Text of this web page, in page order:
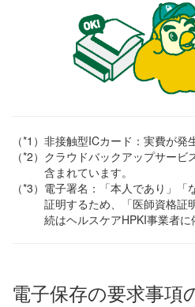
（*1） 非接触型ICカード：実費が発
（*2） クラウドバックアップサービ
含まれています。
（*3） 電子署名：「本人であり」「
証明するため、「医師資格証
続はヘルスケアHPKI事業者に
電子保存の要求事項